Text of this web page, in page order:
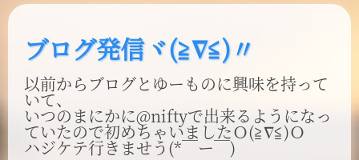
ブログ発信ヾ(≧∇≦)〃
以前からブログとゆーものに興味を持って
いて、
いつのまにかに@niftyで出来るようになっ
ていたので初めちゃいましたＯ(≧∇≦)Ｏ
ハジケテ行きませう(*￣ー￣)